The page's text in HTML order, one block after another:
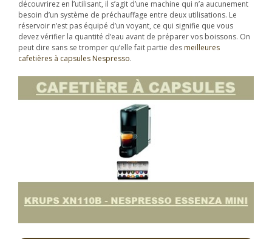
découvrirez en l’utilisant, il s’agit d’une machine qui n’a aucunement
besoin d’un système de préchauffage entre deux utilisations. Le
réservoir n’est pas équipé d’un voyant, ce qui signifie que vous
devez vérifier la quantité d’eau avant de préparer vos boissons. On
peut dire sans se tromper qu’elle fait partie des meilleures
cafetières à capsules Nespresso.